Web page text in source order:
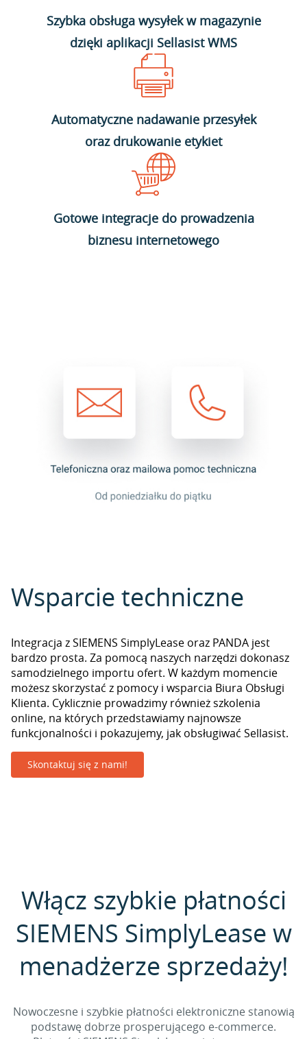
Szybka obsługa wysyłek w magazynie
dzięki aplikacji Sellasist WMS
Automatyczne nadawanie przesyłek
oraz drukowanie etykiet
Gotowe integracje do prowadzenia
biznesu internetowego
Wsparcie techniczne
Integracja z SIEMENS SimplyLease oraz PANDA jest
bardzo prosta. Za pomocą naszych narzędzi dokonasz
samodzielnego importu ofert. W każdym momencie
możesz skorzystać z pomocy i wsparcia Biura Obsługi
Klienta. Cyklicznie prowadzimy również szkolenia
online, na których przedstawiamy najnowsze
funkcjonalności i pokazujemy, jak obsługiwać Sellasist.
Skontaktuj się z nami!
Włącz szybkie płatności
SIEMENS SimplyLease w
menadżerze sprzedaży!
Nowoczesne i szybkie płatności elektroniczne stanowią
podstawę dobrze prosperującego e-commerce.